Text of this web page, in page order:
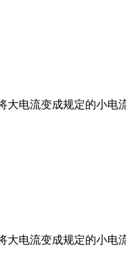
大电流变成规定的小电
大电流变成规定的小电